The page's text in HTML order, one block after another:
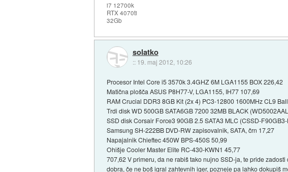
i7 12700k
RTX 4070ti
32Gb
solatko
:: 19. maj 2012, 10:26
Procesor Intel Core i5 3570k 3.4GHZ 6M LGA1155 BOX 226,42
Matična plošča ASUS P8H77-V, LGA1155, IH77 107,69
RAM Crucial DDR3 8GB Kit (2x 4) PC3-12800 1600MHz CL9
Trdi disk WD 500GB SATA6GB 7200 32MB BLACK
SSD disk Corsair Force3 90GB 2.5 SATA3 MLC (CSSD-
Samsung SH-222BB DVD-RW zapisovalnik, SATA, črn 17,27
Napajalnik Chieftec 450W BPS-450S 50,99
Ohišje Cooler Master Elite RC-430-KWN1 45,77
707,62 V primeru, da ne rabiš tako nujno SSD-ja, te pride
dobra, če ne boš igral zahtevnih iger, pozneje pa lahko dokupiš